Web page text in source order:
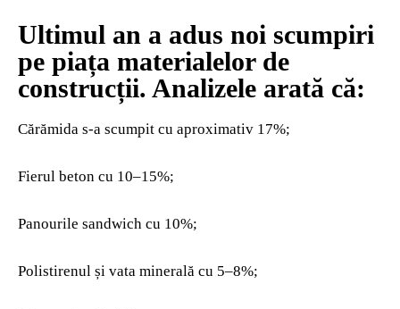
Ultimul an a adus noi scumpiri
pe piața materialelor de
construcții. Analizele arată că:
Cărămida s-a scumpit cu aproximativ 17%;
Fierul beton cu 10–15%;
Panourile sandwich cu 10%;
Polistirenul și vata minerală cu 5–8%;